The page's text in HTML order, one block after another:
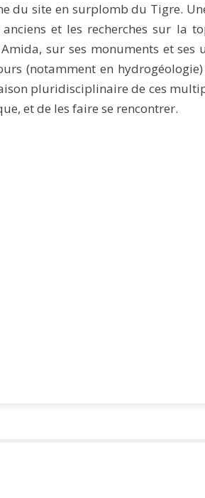
du site en surplomb du Tigre.
anciens et les recherches sur
sur ses monuments et
(notamment en
pluridisciplinaire de ces
et de les faire se rencontrer.